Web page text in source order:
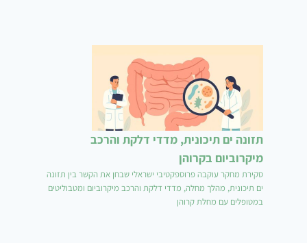
תזונה ים תיכונית, מדדי דלקת והרכב
מיקרוביום בקרוהן
סקירת מחקר עוקבה פרוספקטיבי ישראלי שבחן את הקשר בין תזונה
ים תיכונית, מהלך מחלה, מדדי דלקת והרכב מיקרוביום ומטבוליטים
במטופלים עם מחלת קרוהן